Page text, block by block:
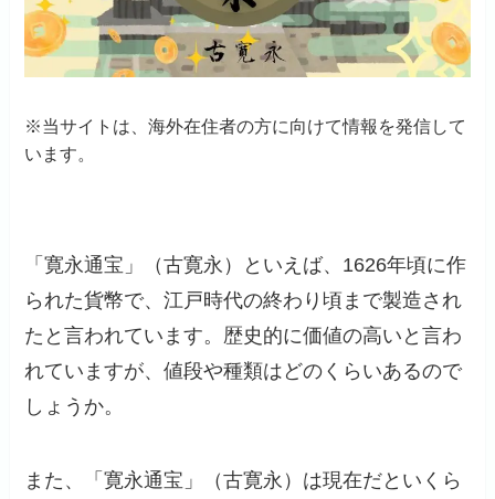
※当サイトは、海外在住者の方に向けて情報を発信して
います。
「寛永通宝」（古寛永）といえば、1626年頃に作
られた貨幣で、江戸時代の終わり頃まで製造され
たと言われています。歴史的に価値の高いと言わ
れていますが、値段や種類はどのくらいあるので
しょうか。
また、「寛永通宝」（古寛永）は現在だといくら